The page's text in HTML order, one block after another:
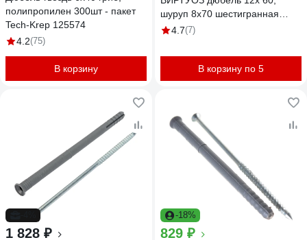
полипропилен 300шт - пакет
Tech-Krep 125574
4.2(75)
В корзину
шуруп 8х70 шестигранная
головка, 4 шт. 00149
4.7(7)
В корзину по 5
1 828 ₽
-18%
829 ₽